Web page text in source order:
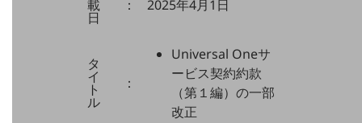
サステナビリティ
サステナビリティTOP
NTTドコモビジネスグループのサステナビリティ
載
日
： 2025年4月1日
タ
イ
ト
ル
：
Universal Oneサ
ービス契約約款
（第１編）の一部
改正